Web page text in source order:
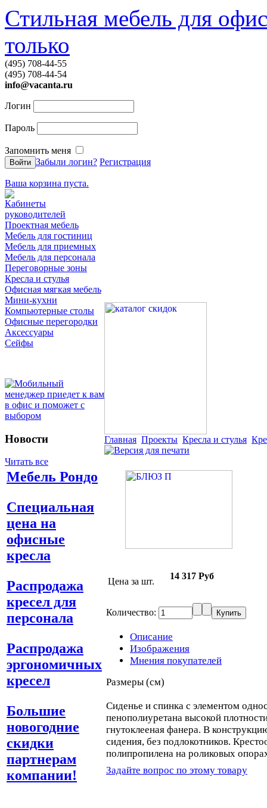
Стильная мебель для
только
(495) 708-44-55
(495) 708-44-54
info@vacanta.ru
Логин
Пароль
Запомнить меня
Забыли логин? Регистрация
Ваша корзина пуста.
Кабинеты
руководителей
Проектная мебель
Мебель для гостиниц
Мебель для приемных
Мебель для персонала
Переговорные зоны
Кресла и стулья
Офисная мягкая мебель
Мини-кухни
Компьютерные столы
Офисные перегородки
Аксессуары
Сейфы
Новости
Читать все
Мебель Рондо
Специальная
цена на
офисные
кресла
Распродажа
кресел для
персонала
Распродажа
эргономичных
кресел
Большие
новогодние
скидки
партнерам
компании!
Главная Проекты Кресла и стулья
Цена за шт.
14 317 Руб
Количество:
Описание
Изображения
Мнения покупателей
Размеры (см)
Сиденье и спинка с элементом
пенополиуретана высокой
гнутоклееная фанера. В
сидения, без подлокотников.
полипропилена на роликовых
Задайте вопрос по этому товару